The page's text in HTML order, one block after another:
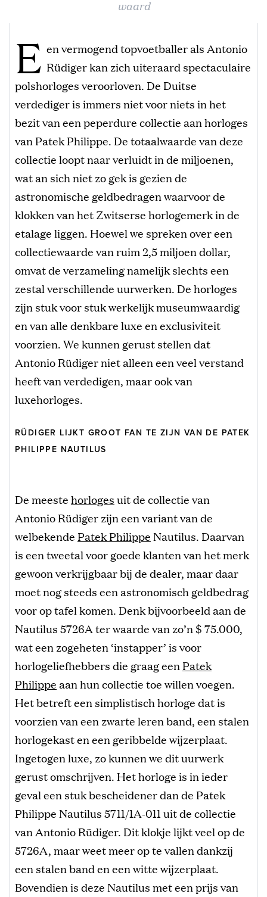
waard
E en vermogend topvoetballer als Antonio
Rüdiger kan zich uiteraard spectaculaire
polshorloges veroorloven. De Duitse
verdediger is immers niet voor niets in het
bezit van een peperdure collectie aan horloges
van Patek Philippe. De totaalwaarde van deze
collectie loopt naar verluidt in de miljoenen,
wat an sich niet zo gek is gezien de
astronomische geldbedragen waarvoor de
klokken van het Zwitserse horlogemerk in de
etalage liggen. Hoewel we spreken over een
collectiewaarde van ruim 2,5 miljoen dollar,
omvat de verzameling namelijk slechts een
zestal verschillende uurwerken. De horloges
zijn stuk voor stuk werkelijk museumwaardig
en van alle denkbare luxe en exclusiviteit
voorzien. We kunnen gerust stellen dat
Antonio Rüdiger niet alleen een veel verstand
heeft van verdedigen, maar ook van
luxehorloges.
RÜDIGER LIJKT GROOT FAN TE ZIJN VAN DE PATEK
PHILIPPE NAUTILUS
De meestehorlogesuit de collectie van
Antonio Rüdiger zijn een variant van de
welbekende Patek Philippe Nautilus. Daarvan
is een tweetal voor goede klanten van het merk
gewoon verkrijgbaar bij de dealer, maar daar
moet nog steeds een astronomisch geldbedrag
voor op tafel komen. Denk bijvoorbeeld aan de
Nautilus 5726A ter waarde van zo’n $ 75.000,
wat een zogeheten ‘instapper’ is voor
horlogeliefhebbers die graag een Patek
Philippeaan hun collectie toe willen voegen.
Het betreft een simplistisch horloge dat is
voorzien van een zwarte leren band, een stalen
horlogekast en een geribbelde wijzerplaat.
Ingetogen luxe, zo kunnen we dit uurwerk
gerust omschrijven. Het horloge is in ieder
geval een stuk bescheidener dan de Patek
Philippe Nautilus 5711/1A-011 uit de collectie
van Antonio Rüdiger. Dit klokje lijkt veel op de
5726A, maar weet meer op te vallen dankzij
een stalen band en een witte wijzerplaat.
Bovendien is deze Nautilus met een prijs van